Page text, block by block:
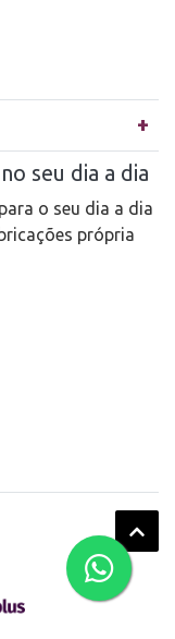
seu dia a dia
o seu dia a dia
própria